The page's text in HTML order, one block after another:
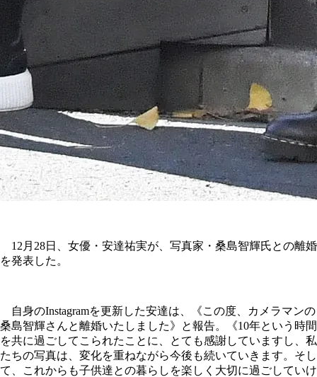
12月28日、女優・安達祐実が、写真家・桑島智輝氏との離婚
を発表した。
自身のInstagramを更新した安達は、《この度、カメラマンの
桑島智輝さんと離婚いたしました》と報告。《10年という時間
を共に過ごしてこられたことに、とても感謝していますし、私
たちの写真は、変化を重ねながら今後も続いていきます。そし
て、これからも子供達との暮らしを楽しく大切に過ごしていけ